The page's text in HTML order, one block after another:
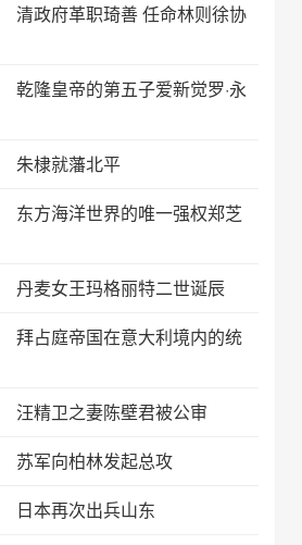
清政府革职琦善 任命林则徐协
乾隆皇帝的第五子爱新觉罗·永
朱棣就藩北平
东方海洋世界的唯一强权郑芝
丹麦女王玛格丽特二世诞辰
拜占庭帝国在意大利境内的统
汪精卫之妻陈壁君被公审
苏军向柏林发起总攻
日本再次出兵山东